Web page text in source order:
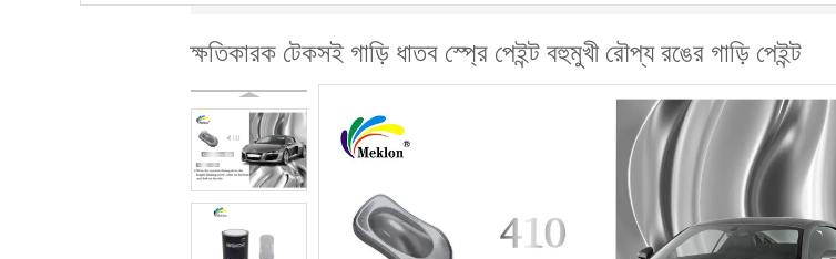
ক্ষতিকারক টেকসই গাড়ি ধাতব স্প্রে পেইন্ট বহুমুখী রৌপ্য রঙের গাড়ি পেইন্ট